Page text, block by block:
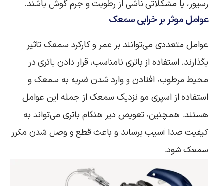
رسیور، یا مشکلاتی ناشی از رطوبت و جرم گوش باشند.
عوامل موثر بر خرابی سمعک
عوامل متعددی می‌توانند بر عمر و کارکرد سمعک تاثیر
بگذارند. استفاده از باتری نامناسب، قرار دادن باتری در
محیط مرطوب، افتادن و وارد شدن ضربه به سمعک و
استفاده از اسپری مو نزدیک سمعک از جمله این عوامل
هستند. همچنین، تعویض دیر هنگام باتری می‌تواند به
کیفیت صدا آسیب برساند و باعث قطع و وصل شدن مکرر
سمعک شود.